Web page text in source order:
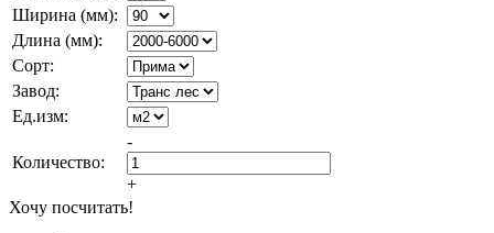
Ширина (мм):
Длина (мм):
Сорт:
Завод:
Ед.изм:
Количество:
-
+
Хочу посчитать!